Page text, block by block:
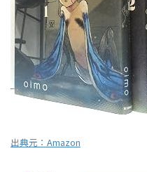
出典元： Amazon